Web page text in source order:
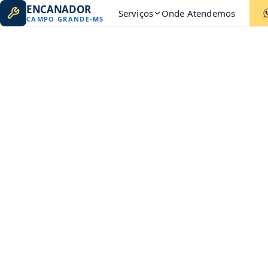
ENCANADOR
CAMPO GRANDE-MS Serviços Onde Atendemos